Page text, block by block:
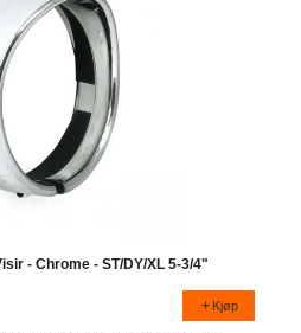
- Chrome - ST/DY/XL 5-3/4"
Kjøp